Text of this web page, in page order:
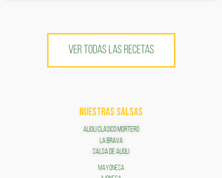
VER TODAS LAS RECETAS
NUESTRAS SALSAS
ALIOLI CLÁSICO MORTERO
LA BRAVA
SALSA DE ALIOLI
MAYONESA